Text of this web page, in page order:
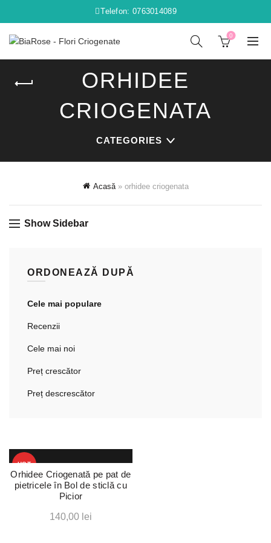
Telefon: 0763014089
0
ORHIDEE
CRIOGENATA
CATEGORIES
Acasă» orhidee criogenata
Show Sidebar
ORDONEAZĂ DUPĂ
Cele mai populare
Recenzii
Cele mai noi
Preț crescător
Preț descrescător
HOT
Orhidee Criogenată pe pat de
pietricele în Bol de sticlă cu
Picior
140,00 lei